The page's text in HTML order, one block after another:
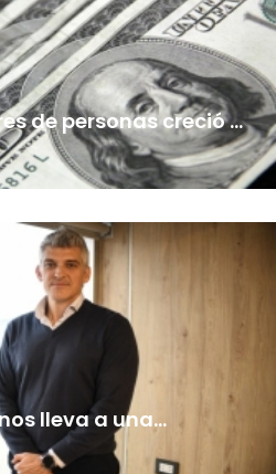
de personas creció …
lleva a una…